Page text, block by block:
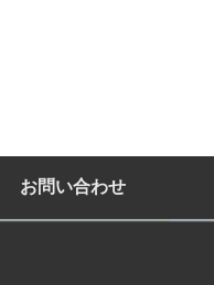
お問い合わせ